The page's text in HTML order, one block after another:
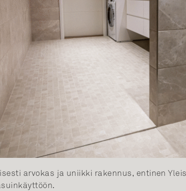
arvokas ja uniikki rakennus, entinen